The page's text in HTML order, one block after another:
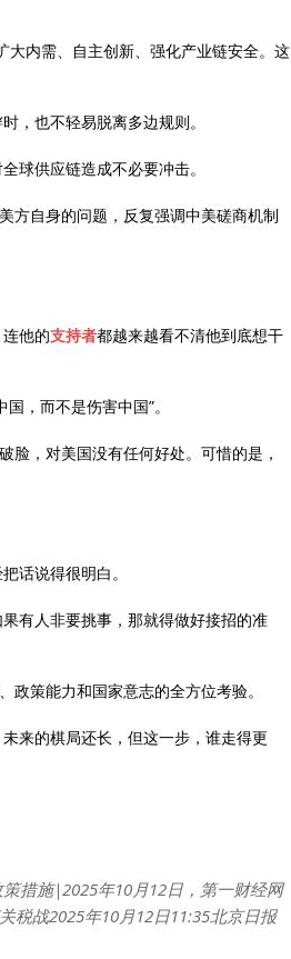
大内需、自主创新、强化产业链安全。这
，也不轻易脱离多边规则。
球供应链造成不必要冲击。
方自身的问题，反复强调中美磋商机制
他的支持者都越来越看不清他到底想干
，而不是伤害中国”。
脸，对美国没有任何好处。可惜的是，
话说得很明白。
有人非要挑事，那就得做好接招的准
政策能力和国家意志的全方位考验。
来的棋局还长，但这一步，谁走得更
措施|2025年10月12日，第一财经网
税战2025年10月12日11:35北京日报